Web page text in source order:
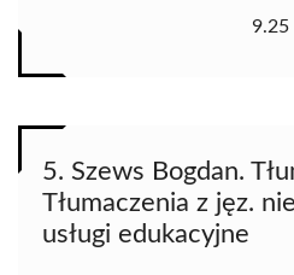
9.25
5. Szews Bogdan.
Tłumaczenia z jęz.
usługi edukacyjne